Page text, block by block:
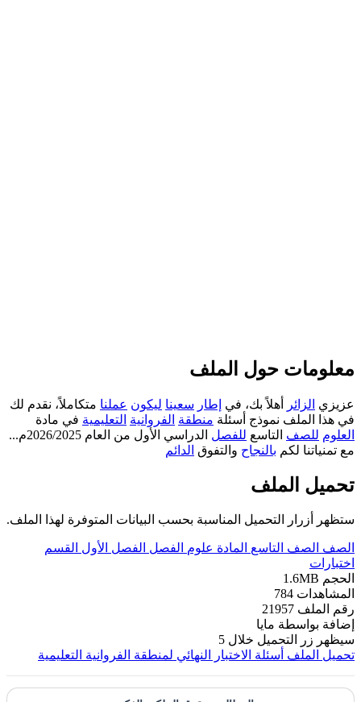
معلومات حول الملف
عزيزي الزائر أهلاً بك، في إطار سعينا ليكون عملنامتكاملاً، نقدم لك
في هذا الملف نموذج أسئلة منطقة الفروانية التعليميةفي مادة
العلوم للصفالتاسع للفصل
الدراسي الأول من العام 2026/2025م...
مع تمنياتنا لكم بالنجاحوالتفوق الدائم
تحميل الملف
ستظهر أزرار التحميل المناسبة بحسب البيانات المتوفرة لهذا الملف.
الصف الصف التاسع المادة علوم الفصل الفصل الأول
القسم
اختبارات
الحجم 1.6MB
المشاهدات 784
رقم الملف 21957
إضافة بواسطة مايا
سيظهر زر التحميل خلال 5
تحميل الملف
أسئلة الاختبار النهائي لمنطقة الفروانية التعليمية